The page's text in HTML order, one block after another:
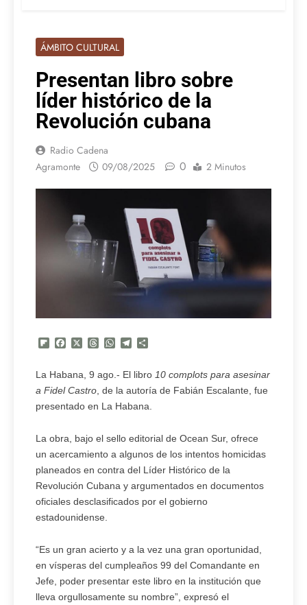
ÁMBITO CULTURAL
Presentan libro sobre
líder histórico de la
Revolución cubana
Radio Cadena
Agramonte
09/08/2025 0 2 Minutos
Flipboard
FacebookThreadsWhatsApp
Telegram
La Habana, 9 ago.- El libro 10 complots para asesinar
a Fidel Castro, de la autoría de Fabián Escalante, fue
presentado en La Habana.
La obra, bajo el sello editorial de Ocean Sur, ofrece
un acercamiento a algunos de los intentos homicidas
planeados en contra del Líder Histórico de la
Revolución Cubana y argumentados en documentos
oficiales desclasificados por el gobierno
estadounidense.
“Es un gran acierto y a la vez una gran oportunidad,
en vísperas del cumpleaños 99 del Comandante en
Jefe, poder presentar este libro en la institución que
lleva orgullosamente su nombre”, expresó el